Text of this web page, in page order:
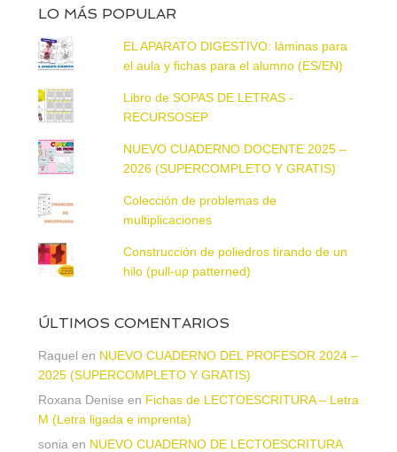
LO MÁS POPULAR
EL APARATO DIGESTIVO: láminas para
el aula y fichas para el alumno (ES/EN)
Libro de SOPAS DE LETRAS -
RECURSOSEP
NUEVO CUADERNO DOCENTE 2025 –
2026 (SUPERCOMPLETO Y GRATIS)
Colección de problemas de
multiplicaciones
Construcción de poliedros tirando de un
hilo (pull-up patterned)
ÚLTIMOS COMENTARIOS
Raquel en NUEVO CUADERNO DEL PROFESOR 2024 –
2025 (SUPERCOMPLETO Y GRATIS)
Roxana Denise en Fichas de LECTOESCRITURA – Letra
M (Letra ligada e imprenta)
sonia en NUEVO CUADERNO DE LECTOESCRITURA